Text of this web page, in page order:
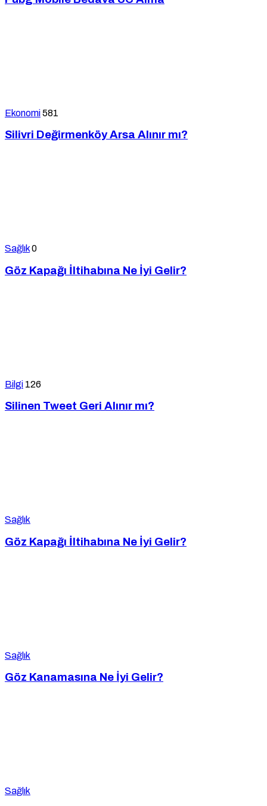
Ekonomi581
Silivri Değirmenköy Arsa Alınır mı?
Sağlık0
Göz Kapağı İltihabına Ne İyi Gelir?
Bilgi 126
Silinen Tweet Geri Alınır mı?
Sağlık
Göz Kapağı İltihabına Ne İyi Gelir?
Sağlık
Göz Kanamasına Ne İyi Gelir?
Sağlık